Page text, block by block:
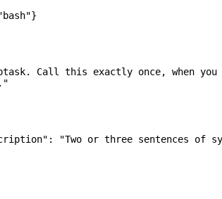
}
Call this exactly once, when you
: "Two or three sentences of